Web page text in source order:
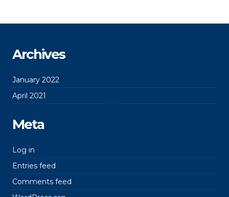
Archives
January 2022
April 2021
Meta
Log in
Entries feed
Comments feed